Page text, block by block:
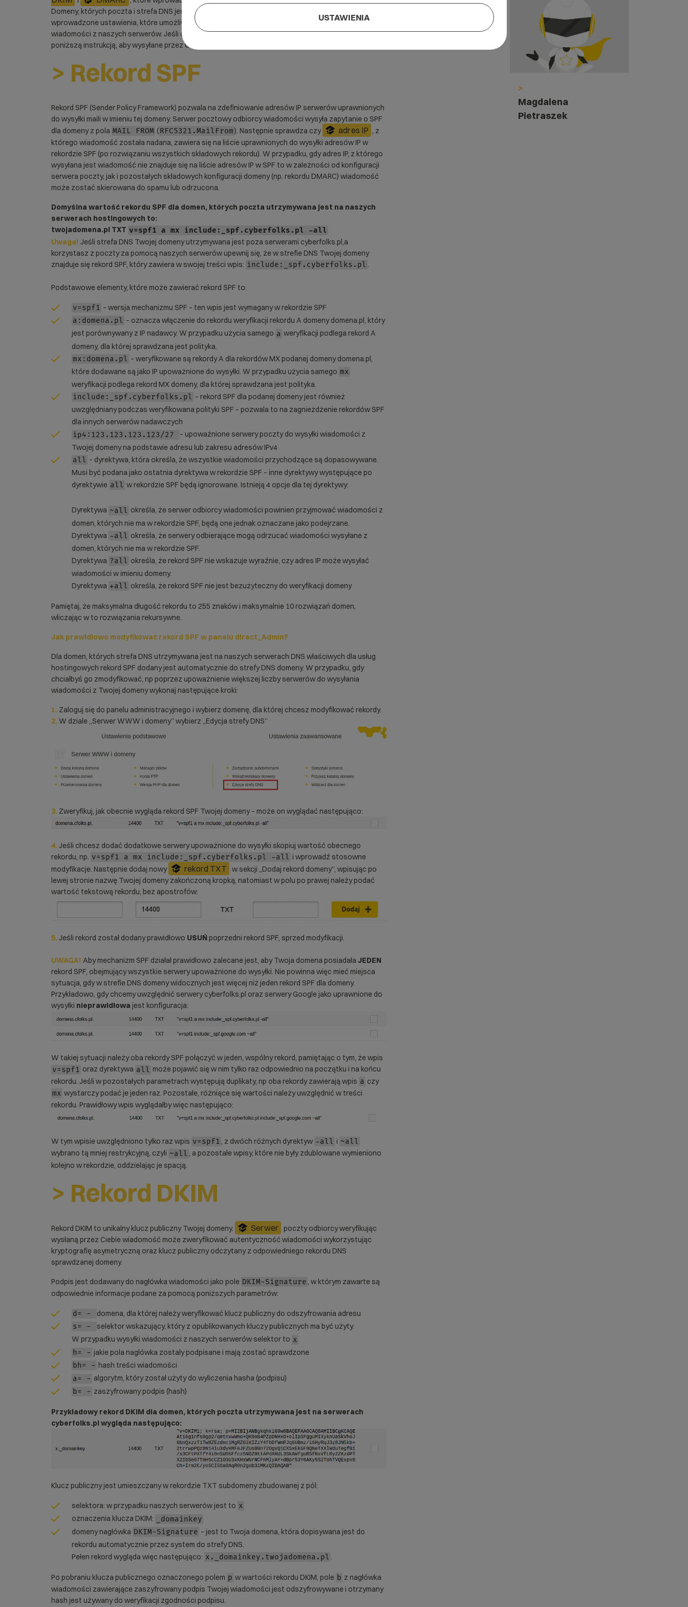
Domeny, których poczta i strefa DNS jest utrzymywana na naszych hostingach mają domyślnie
wprowadzone ustawienia, które umożliwiają poprawną weryfikację nadawcy wiadomości dla wysyłki
wiadomości z naszych serwerów. Jeśli chcesz wprowadzić zmiany dla tych rekordów zapoznaj się z
poniższą instrukcją, aby wysyłane przez Ciebie wiadomości były weryfikowane prawidłowo.
> Rekord SPF
Rekord SPF (Sender Policy Framework) pozwala na zdefiniowanie adresów IP serwerów uprawnionych
do wysyłki maili w imieniu tej domeny. Serwer pocztowy odbiorcy wiadomości wysyła zapytanie o SPF
dla domeny z pola MAIL FROM (RFC5321.MailFrom). Następnie sprawdza czy adres IP , z
którego wiadomość została nadana, zawiera się na liście uprawnionych do wysyłki adresów IP w
rekordzie SPF (po rozwiązaniu wszystkich składowych rekordu). W przypadku, gdy adres IP, z którego
wysyłana jest wiadomość nie znajduje się na liście adresów IP w SPF to w zależności od konfiguracji
serwera poczty, jak i pozostałych składowych konfiguracji domeny (np. rekordu DMARC) wiadomość
może zostać skierowana do spamu lub odrzucona.
Domyślna wartość rekordu SPF dla domen, których poczta utrzymywana jest na naszych
serwerach hostingowych to:
twojadomena.pl TXT v=spf1 a mx include:_spf.cyberfolks.pl -all
Uwaga! Jeśli strefa DNS Twojej domeny utrzymywana jest poza serwerami cyberfolks.pl,a
korzystasz z poczty za pomocą naszych serwerów upewnij się, że w strefie DNS Twojej domeny
znajduje się rekord SPF, który zawiera w swojej treści wpis: include:_spf.cyberfolks.pl
Podstawowe elementy, które może zawierać rekord SPF to:
v=spf1 – wersja mechanizmu SPF – ten wpis jest wymagany w rekordzie SPF
a:domena.pl – oznacza włączenie do rekordu weryfikacji rekordu A domeny domena.pl, który
jest porównywany z IP nadawcy. W przypadku użycia samego a weryfikacji podlega rekord A
domeny, dla której sprawdzana jest polityka.
mx:domena.pl – weryfikowane są rekordy A dla rekordów MX podanej domeny domena.pl,
które dodawane są jako IP upoważnione do wysyłki. W przypadku użycia samego mx
weryfikacji podlega rekord MX domeny, dla której sprawdzana jest polityka.
include:_spf.cyberfolks.pl – rekord SPF dla podanej domeny jest również
uwzględniany podczas weryfikowana polityki SPF – pozwala to na zagnieżdżenie rekordów SPF
dla innych serwerów nadawczych
ip4:123.123.123.123/27
– upoważnione serwery poczty do wysyłki wiadomości z
Twojej domeny na podstawie adresu lub zakresu adresów IPv4
all – dyrektywa, która określa, że wszystkie wiadomości przychodzące są dopasowywane.
Musi być podana jako ostatnia dyrektywa w rekordzie SPF – inne dyrektywy występujące po
dyrektywie all w rekordzie SPF będą ignorowane. Istnieją 4 opcje dla tej dyrektywy:
Dyrektywa ~all określa, że serwer odbiorcy wiadomości powinien przyjmować wiadomości z
domen, których nie ma w rekordzie SPF, będą one jednak oznaczane jako podejrzane.
Dyrektywa -all określa, że serwery odbierające mogą odrzucać wiadomości wysyłane z
domen, których nie ma w rekordzie SPF.
Dyrektywa ?all określa, że rekord SPF nie wskazuje wyraźnie, czy adres IP może wysyłać
wiadomości w imieniu domeny.
Dyrektywa +all określa, że rekord SPF nie jest bezużyteczny do weryfikacji domeny
Pamiętaj, że maksymalna długość rekordu to 255 znaków i maksymalnie 10 rozwiązań domen,
wliczając w to rozwiązania rekursywne.
Jak prawidłowo modyfikować rekord SPF w panelu direct_Admin?
Dla domen, których strefa DNS utrzymywana jest na naszych serwerach DNS właściwych dla usług
hostingowych rekord SPF dodany jest automatycznie do strefy DNS domeny. W przypadku, gdy
chciałbyś go zmodyfikować, np poprzez upoważnienie większej liczby serwerów do wysyłania
wiadomości z Twojej domeny wykonaj następujące kroki:
1. Zaloguj się do panelu administracyjnego i wybierz domenę, dla której chcesz modyfikować rekordy.
2. W dziale „Serwer WWW i domeny” wybierz „Edycja strefy DNS”
3. Zweryfikuj, jak obecnie wygląda rekord SPF Twojej domeny – może on wyglądać następująco:
4. Jeśli chcesz dodać dodatkowe serwery upoważnione do wysyłki skopiuj wartość obecnego
rekordu, np. v=spf1 a mx include:_spf.cyberfolks.pl -all i wprowadź stosowne
modyfikacje. Następnie dodaj nowy
rekord TXT
w sekcji „Dodaj rekord domeny”, wpisując po
lewej stronie nazwę Twojej domeny zakończoną kropką, natomiast w polu po prawej należy podać
wartość tekstową rekordu, bez apostrofów:
5. Jeśli rekord został dodany prawidłowo USUŃ poprzedni rekord SPF, sprzed modyfikacji.
UWAGA! Aby mechanizm SPF działał prawidłowo zalecane jest, aby Twoja domena posiadała JEDEN
rekord SPF, obejmujący wszystkie serwery upoważnione do wysyłki. Nie powinna więc mieć miejsca
sytuacja, gdy w strefie DNS domeny widocznych jest więcej niż jeden rekord SPF dla domeny.
Przykładowo, gdy chcemy uwzględnić serwery cyberfolks.pl oraz serwery Google jako uprawnione do
wysyłki nieprawidłowa jest konfiguracja:
W takiej sytuacji należy oba rekordy SPF połączyć w jeden, wspólny rekord, pamiętając o tym, że wpis
v=spf1 oraz dyrektywa all może pojawić się w nim tylko raz odpowiednio na początku i na końcu
rekordu. Jeśli w pozostałych parametrach występują duplikaty, np oba rekordy zawierają wpis a czy
mx wystarczy podać je jeden raz. Pozostałe, różniące się wartości należy uwzględnić w treści
rekordu. Prawidłowy wpis wyglądałby więc następująco:
W tym wpisie uwzględniono tylko raz wpis v=spf1 , z dwóch różnych dyrektyw -all i ~all
wybrano tą mniej restrykcyjną, czyli ~all , a pozostałe wpisy, które nie były zdublowane wymieniono
kolejno w rekordzie, oddzielając je spacją.
> Rekord DKIM
Rekord DKIM to unikalny klucz publiczny Twojej domeny. Serwer
poczty odbiorcy weryfikując
wysłaną przez Ciebie wiadomość może zweryfikować autentyczność wiadomości wykorzystując
kryptografię asymetryczną oraz klucz publiczny odczytany z odpowiedniego rekordu DNS
sprawdzanej domeny.
Podpis jest dodawany do nagłówka wiadomości jako pole DKIM-Signature , w którym zawarte są
odpowiednie informacje podane za pomocą poniższych parametrów:
d= - domena, dla której należy weryfikować klucz publiczny do odszyfrowania adresu
s= -
selektor wskazujący, który z opublikowanych kluczy publicznych ma być użyty.
W przypadku wysyłki wiadomości z naszych serwerów selektor to x
h= - jakie pola nagłówka zostały podpisane i mają zostać sprawdzone
bh= - hash treści wiadomości
a= - algorytm, który został użyty do wyliczenia hasha (podpisu)
b= - zaszyfrowany podpis (hash)
Przykładowy rekord DKIM dla domen, których poczta utrzymywana jest na serwerach
cyberfolks.pl wygląda następująco:
Klucz publiczny jest umieszczany w rekordzie TXT subdomeny zbudowanej z pól:
selektora: w przypadku naszych serwerów jest to x
oznaczenia klucza DKIM: _domainkey
domeny nagłówka DKIM-Signature – jest to Twoja domena, która dopisywana jest do
rekordu automatycznie przez system do strefy DNS.
Pełen rekord wygląda więc następująco: x._domainkey.twojadomena.pl .
Po pobraniu klucza publicznego oznaczonego polem p w wartości rekordu DKIM, pole b z nagłówka
wiadomości zawierające zaszyfrowany podpis Twojej wiadomości jest odszyfrowywane i otrzymany
hash jest używany do weryfikacji zgodności podpisu.
>
Magdalena
Pietraszek
USTAWIENIA